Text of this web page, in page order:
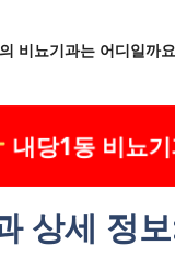
비뇨기과는 어디일까
내당1동 비뇨
상세 정